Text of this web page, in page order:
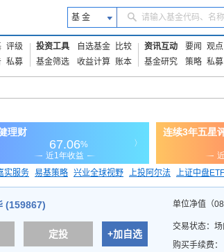
基 金 请输入基金代码、名
评级
私募
投资工具 自选基金
比较
基金筛选
收益计算 账本
资讯互动 要闻 观点
基金研究
策略 私募
实服务 易基策略 兴业全球视野 上投阿尔法 上证中盘ETF
(159867)
定投 +加自选
单位净值（
交易状态： 场
购买手续费：